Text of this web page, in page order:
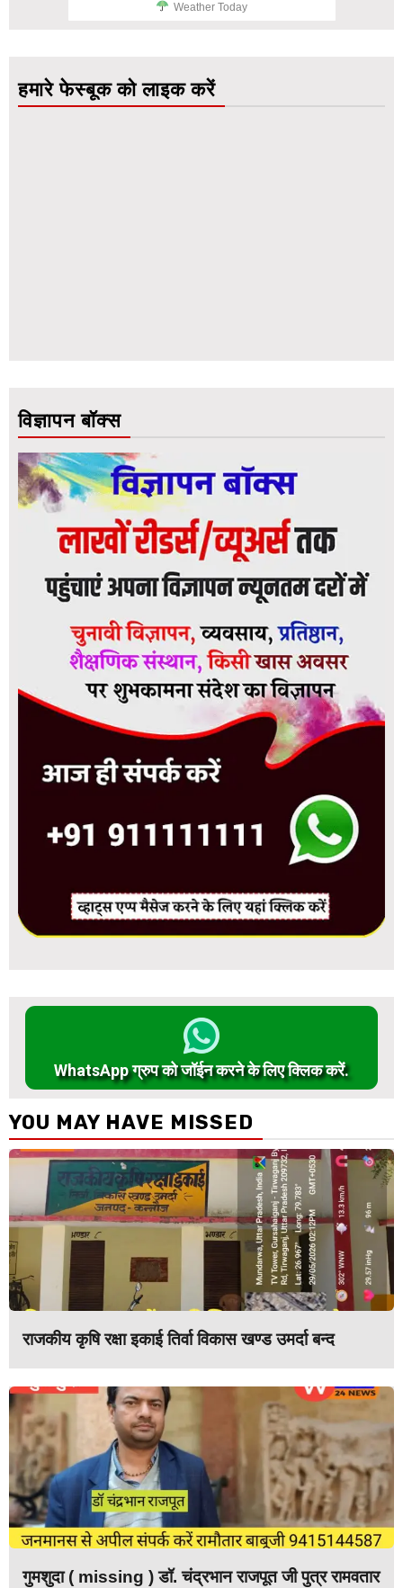
Weather Today
हमारे फेस्बूक को लाइक करें
विज्ञापन बॉक्स
WhatsApp ग्रुप को जॉईन करने के लिए क्लिक करें.
YOU MAY HAVE MISSED
राजकीय कृषि रक्षा इकाई तिर्वा विकास खण्ड उमर्दा बन्द
गुमशुदा ( missing ) डॉ. चंद्रभान राजपूत जी पुत्र रामवतार